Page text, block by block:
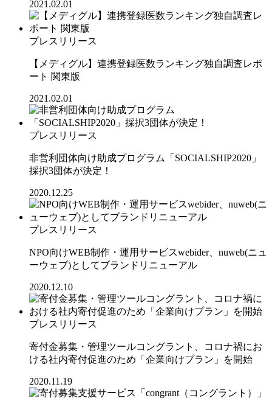
2021.02.01
プレスリリース
【メディグル】連携登録医数ランキング独⾃調査レポ
ート 関東版
2021.02.01
プレスリリース
非営利団体向け助成プログラム「SOCIALSHIP2020」
採択3団体が決定！
2020.12.25
プレスリリース
NPO向けWEB制作・運用サービスwebider、nuweb(ニュ
ーウェブ)としてブランドリニューアル
2020.12.10
プレスリリース
寄付金募集・管理ツールコングラント、コロナ禍にお
ける社内寄付促進のため「企業向けプラン」を開始
2020.11.19